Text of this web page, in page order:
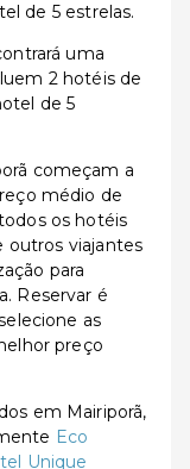
de 5 estrelas.
uma
2 hotéis de
de 5
começam a
médio de
os hotéis
outros viajantes
para
Reservar é
as
preço
em Mairiporã,
Eco
Unique